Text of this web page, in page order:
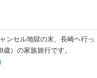
ンセル地獄の末、長崎ヘ行っ
）の家族旅行です。